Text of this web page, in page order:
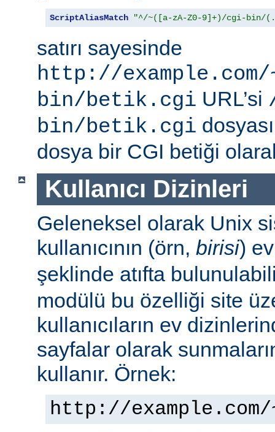
ScriptAliasMatch "^/~([a-zA-Z0-9]+)/cgi-bin/
satırı sayesinde
http://
bin/betik.cgi URL’si
bin/betik.cgi
dosya bir CGI betiği olarak
Kullanıcı Dizinleri
Geleneksel olarak Unix
kullanıcının (örn, birisi)
şeklinde atıfta
modülü bu özelliği site
kullanıcıların ev
sayfalar olarak
kullanır. Örnek:
http://